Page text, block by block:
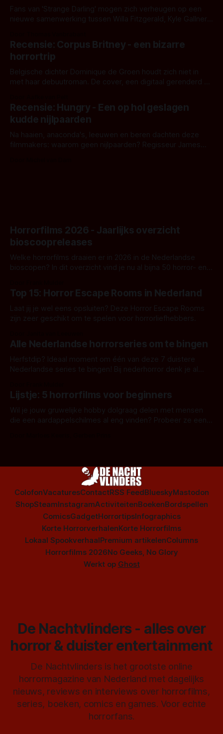
Fans van 'Strange Darling' mogen zich verheugen op een
nieuwe samenwerking tussen Willa Fitzgerald, Kyle Gallner
'Skeletons', een nieuwe creature feature waarvoor de
opnames zijn gestart in Australië.
Recensie: Corpus Britney - een bizarre
horrortrip
Belgische dichter Dominique de Groen houdt zich niet in
met haar debuutroman. De cover, een digitaal gerenderd en
achtergrond, belooft iets kleurrijks maar onheilspellends,
iets ongrijpbaars. En dat maakt De Groen met ieder woord
waar.
Recensie: Hungry - Een op hol geslagen
kudde nijlpaarden
Na haaien, anaconda's, leeuwen en beren dachten deze
filmmakers: waarom geen nijlpaarden? Regisseur James
Horrorfilms 2026 - Jaarlijks overzicht
bioscoopreleases
Welke horrorfilms draaien er in 2026 in de Nederlandse
bioscopen? In dit overzicht vind je nu al bijna 50 horror- en
Top 15: Horror Escape Rooms in Nederland
Laat jij je wel eens opsluiten? Deze Horror Escape Rooms
zijn zeer geschikt om te spelen voor horrorliefhebbers.
Alle Nederlandse horrorseries om te bingen
Herfstdip? Ideaal moment om één van deze 7 duistere
Nederlandse series te bingen! Bij nederhorror denk je al
Amsterdamned of The Johnsons. Maar Nederlandse horror
is niet beperkt tot films. Hier een aantal Nederlandse tv-
series uit het duistere of horrorgenre. Als
Lijstje: 5 horrorfilms voor beginners
Wil je jouw gruwelijke hobby dolgraag delen met mensen
die een aardappelschilmes al eng vinden? Probeer ze eens
ColofonVacaturesContactRSS FeedBlueskyMastodon
ShopSteamInstagramActiviteitenBoekenBordspellen
ComicsGadgetHorrortipsInfographics
Korte HorrorverhalenKorte Horrorfilms
Lokaal SpookverhaalPremium artikelenColumns
Horrorfilms 2026No Geeks, No Glory
Werkt op Ghost
De Nachtvlinders - alles over
horror & duister entertainment
De Nachtvlinders is het grootste online
horrormagazine van Nederland met dagelijks
nieuws, reviews en interviews over horrorfilms,
series, boeken, comics en games. Voor echte
horrorfans.